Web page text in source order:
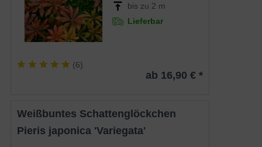
bis zu 2 m
Lieferbar
(6)
ab 16,90 € *
Weißbuntes Schattenglöckchen
Pieris japonica 'Variegata'